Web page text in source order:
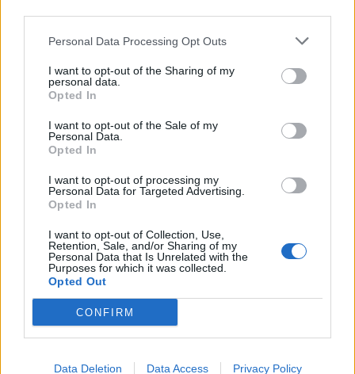
Personal Data Processing Opt Outs
I want to opt-out of the Sharing of my
personal data.
Opted In
I want to opt-out of the Sale of my
Personal Data.
Opted In
I want to opt-out of processing my
Personal Data for Targeted Advertising.
Opted In
I want to opt-out of Collection, Use,
Retention, Sale, and/or Sharing of my
Personal Data that Is Unrelated with the
Purposes for which it was collected.
Opted Out
CONFIRM
Data Deletion Data Access Privacy Policy
αναζήτησης
Add stonisi.gr on Google ↗
ΣΤΗΝ ΙΔΙΑ ΚΑΤΗΓΟΡΙΑ
ΕΚΠΑΙΔΕΥΣΗ
Εκπαιδευτικοί του Πρότυπου
ΓΕΛ Μυτιλήνης σε πρόγραμμα
Erasmus+ στην Κρακοβία
Επιμόρφωση σε σύγχρονες
παιδαγωγικές μεθόδους,
και πρακτικές συμπεριληπτικής